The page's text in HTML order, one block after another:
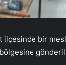
ilçesinde bir
bölgesine